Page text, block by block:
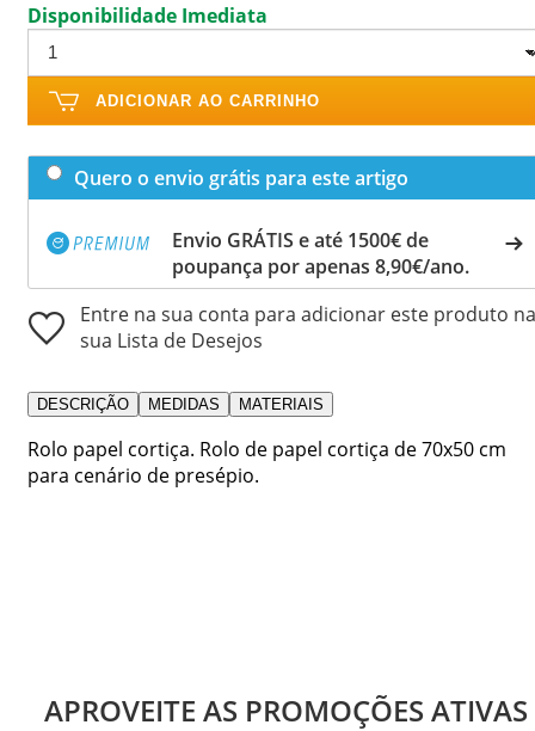
Disponibilidade Imediata
ADICIONAR AO CARRINHO
Quero o envio grátis para este artigo
Envio GRÁTIS e até 1500€ de
poupança por apenas 8,90€/ano.
Entre na sua conta para adicionar este produto na
sua Lista de Desejos
DESCRIÇÃO MEDIDAS MATERIAIS
Rolo papel cortiça. Rolo de papel cortiça de 70x50 cm
para cenário de presépio.
APROVEITE AS PROMOÇÕES ATIVAS